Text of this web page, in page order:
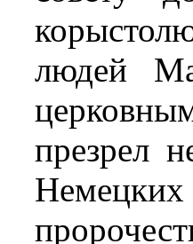
людей
презрел